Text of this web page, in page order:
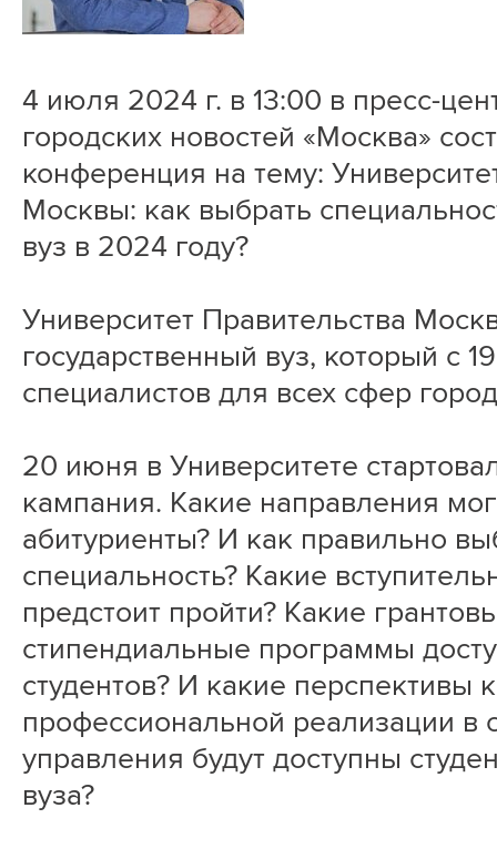
4 июля 2024 г. в 13:00 в пресс-
городских новостей «Москва»
конференция на тему:
Москвы: как выбрать
вуз в 2024 году?
Университет Правительства
государственный вуз, который с
специалистов для всех сфер
20 июня в Университете
кампания. Какие направления
абитуриенты? И как правильно
специальность? Какие
предстоит пройти? Какие
стипендиальные программы
студентов? И какие перспективы
профессиональной реализации в
управления будут доступны
вуза?